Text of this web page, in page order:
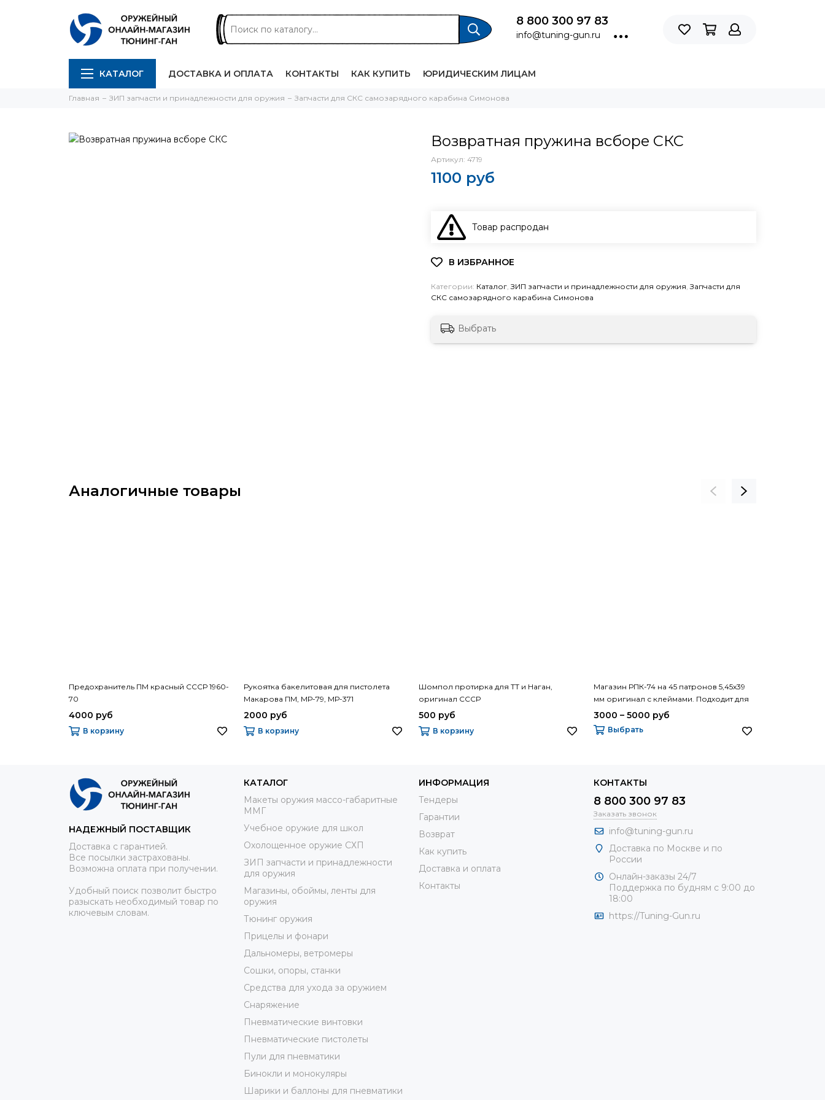
8 800 300 97 83
info@tuning-gun.ru
КАТАЛОГ ДОСТАВКА И ОПЛАТА КОНТАКТЫ КАК КУПИТЬ ЮРИДИЧЕСКИМ ЛИЦАМ
Главная ЗИП запчасти и принадлежности для оружия Запчасти для СКС самозарядного карабина Симонова
Возвратная пружина всборе СКС
Артикул: 4719
1100 руб
Товар распродан
Категории: Каталог,ЗИП запчасти и принадлежности для оружия,Запчасти для
СКС самозарядного карабина Симонова
Выбрать
Аналогичные товары
Предохранитель ПМ красный СССР 1960-
70
4000 руб
В корзину
Рукоятка бакелитовая для пистолета
Макарова ПМ, МР-79, МР-371
2000 руб
В корзину
Шомпол протирка для ТТ и Наган,
оригинал СССР
500 руб
В корзину
Магазин РПК-74 на 45 патронов 5,45х39
мм оригинал с клеймами. Подходит для
АК и Сайга
3000 – 5000 руб
Выбрать
НАДЕЖНЫЙ ПОСТАВЩИК
Доставка с гарантией.
Все посылки застрахованы.
Возможна оплата при получении.
Удобный поиск позволит быстро
разыскать необходимый товар по
ключевым словам.
КАТАЛОГ
Макеты оружия массо-габаритные
ММГ
Учебное оружие для школ
Охолощенное оружие СХП
ЗИП запчасти и принадлежности
для оружия
Магазины, обоймы, ленты для
оружия
Тюнинг оружия
Прицелы и фонари
Дальномеры, ветромеры
Сошки, опоры, станки
Средства для ухода за оружием
Снаряжение
Пневматические винтовки
Пневматические пистолеты
Пули для пневматики
Бинокли и монокуляры
Шарики и баллоны для пневматики
ИНФОРМАЦИЯ
Тендеры
Гарантии
Возврат
Как купить
Доставка и оплата
Контакты
КОНТАКТЫ
8 800 300 97 83
Заказать звонок
info@tuning-gun.ru
Доставка по Москве и по
России
Онлайн-заказы 24/7
Поддержка по будням с 9:00 до
18:00
https://Tuning-Gun.ru